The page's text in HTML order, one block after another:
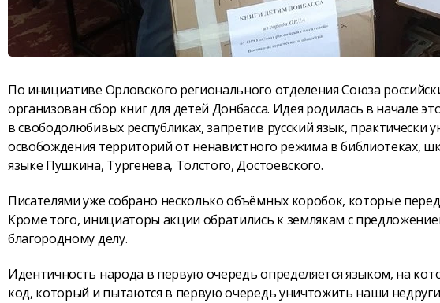
По инициативе Орловского регионального отделения Союза
организован сбор книг для детей Донбасса. Идея родилась в начале
в свободолюбивых республиках, запретив русский язык, практически
освобождения территорий от ненавистного режима в библиотеках,
языке Пушкина, Тургенева, Толстого, Достоевского.
Писателями уже собрано несколько объёмных коробок, которые
Кроме того, инициаторы акции обратились к землякам с
благородному делу.
Идентичность народа в первую очередь определяется языком, на
код, который и пытаются в первую очередь уничтожить наши